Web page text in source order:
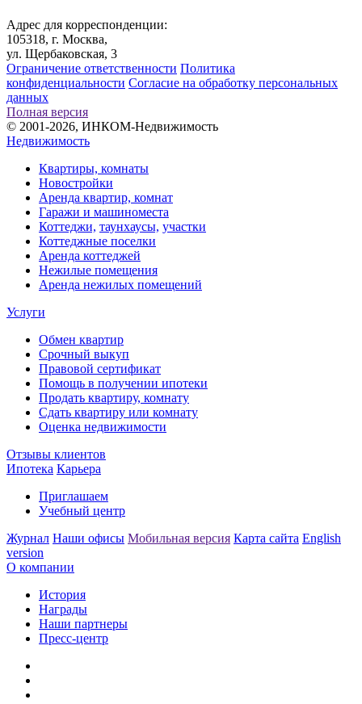
Адрес для корреспонденции:
105318, г. Москва,
ул. Щербаковская, 3
Ограничение ответственности Политика
конфиденциальности Согласие на обработку персональных
данных
Полная версия
© 2001-2026, ИНКОМ-Недвижимость
Недвижимость
Квартиры, комнаты
Новостройки
Аренда квартир, комнат
Гаражи и машиноместа
Коттеджи, таунхаусы, участки
Коттеджные поселки
Аренда коттеджей
Нежилые помещения
Аренда нежилых помещений
Услуги
Обмен квартир
Срочный выкуп
Правовой сертификат
Помощь в получении ипотеки
Продать квартиру, комнату
Сдать квартиру или комнату
Оценка недвижимости
Отзывы клиентов
Ипотека Карьера
Приглашаем
Учебный центр
Журнал Наши офисы Мобильная версия Карта сайта English
version
О компании
История
Награды
Наши партнеры
Пресс-центр